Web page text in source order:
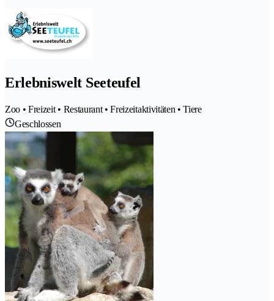
Erlebniswelt Seeteufel
Zoo • Freizeit • Restaurant • Freizeitaktivitäten • Tiere
Geschlossen